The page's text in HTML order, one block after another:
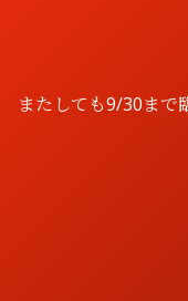
またしても9/30まで